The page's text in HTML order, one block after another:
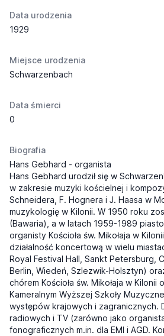
Data urodzenia
1929
Miejsce urodzenia
Schwarzenbach
Data śmierci
0
Biografia
Hans Gebhard - organista
Hans Gebhard urodził się w
w zakresie muzyki kościelnej i
Schneidera, F. Hognera i J. Haasa w
muzykologię w Kilonii. W 1950 roku
(Bawaria), a w latach 1959-1989
organisty Kościoła św. Mikołaja w
działalność koncertową w wielu
Royal Festival Hall, Sankt Petersburg,
Berlin, Wiedeń, Szlezwik-Holsztyn)
chórem Kościoła św. Mikołaja w Kilonii
Kameralnym Wyższej Szkoły
występów krajowych i zagranicznych.
radiowych i TV (zarówno jako
fonograficznych m.in. dla EMI i AGD.